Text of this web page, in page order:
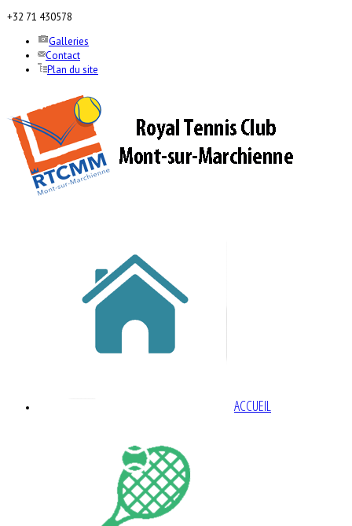
+32 71 430578
Galleries
Contact
Plan du site
ACCUEIL